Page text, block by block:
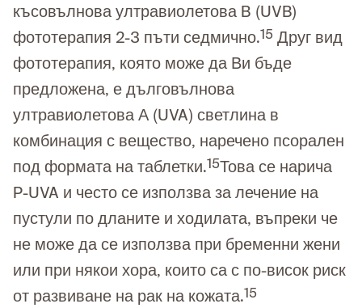
късовълнова ултравиолетова B (UVB)
фототерапия 2-3 пъти седмично.15 Друг вид
фототерапия, която може да Ви бъде
предложена, е дълговълнова
ултравиолетова А (UVA) светлина в
комбинация с вещество, наречено псорален
под формата на таблетки.15Това се нарича
P-UVA и често се използва за лечение на
пустули по дланите и ходилата, въпреки че
не може да се използва при бременни жени
или при някои хора, които са с по-висок риск
от развиване на рак на кожата.15